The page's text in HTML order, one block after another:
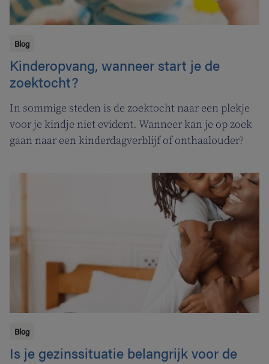
Blog
Kinderopvang, wanneer start je de
zoektocht?
In sommige steden is de zoektocht naar een plekje
voor je kindje niet evident. Wanneer kan je op zoek
gaan naar een kinderdagverblijf of onthaalouder?
Blog
Is je gezinssituatie belangrijk voor de